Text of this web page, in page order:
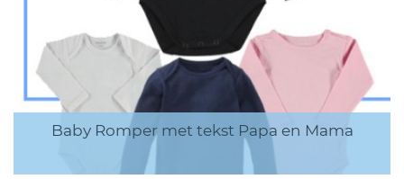
Baby Romper met tekst Papa en Mama